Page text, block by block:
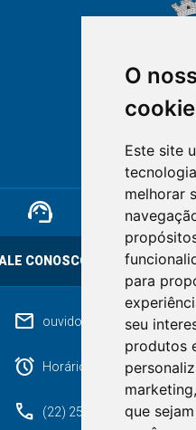
O
Este site
melhorar
para
seu
produtos
marketing,
que
NOVA
RIO
mail
alarm Horário de atendimento:
phone (22) 2525-9100
support_agent
CONOSCO